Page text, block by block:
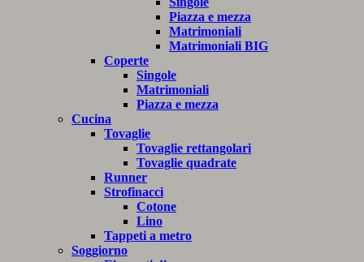
Piazza e mezza
Matrimoniali
Matrimoniali BIG
Coperte
Singole
Matrimoniali
Piazza e mezza
Cucina
Tovaglie
Tovaglie rettangolari
Tovaglie quadrate
Runner
Strofinacci
Cotone
Lino
Tappeti a metro
Soggiorno